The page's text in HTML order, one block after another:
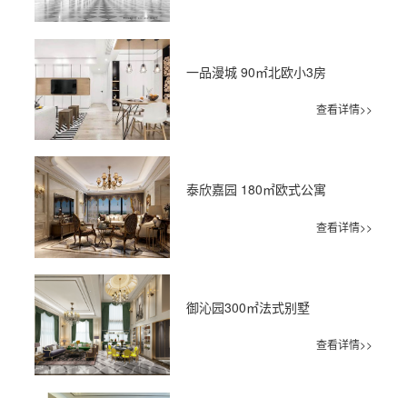
一品漫城 90㎡北欧小3房
查看详情>>
泰欣嘉园 180㎡欧式公寓
查看详情>>
御沁园300㎡法式别墅
查看详情>>